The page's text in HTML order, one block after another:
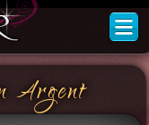
Argent